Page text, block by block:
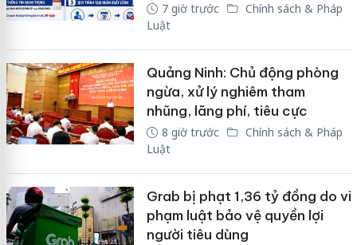
7 giờ trước
Chính sách & Pháp
Luật
Quảng Ninh: Chủ động phòng
ngừa, xử lý nghiêm tham
nhũng, lãng phí, tiêu cực
8 giờ trước
Chính sách & Pháp
Luật
Grab bị phạt 1,36 tỷ đồng do vi
phạm luật bảo vệ quyền lợi
người tiêu dùng